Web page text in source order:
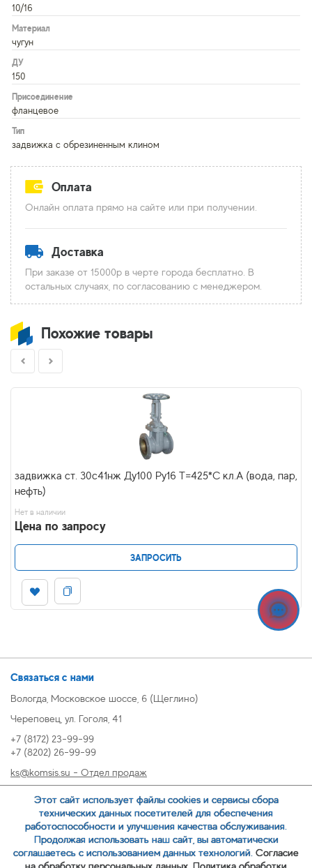
10/16
Материал
чугун
ДУ
150
Присоединение
фланцевое
Тип
задвижка с обрезиненным клином
Оплата
Онлайн оплата прямо на сайте или при получении.
Доставка
При заказе от 15000р в черте города бесплатно. В
остальных случаях, по согласованию с менеджером.
Похожие товары
задвижка ст. 30с41нж Ду100 Ру16 Т=425*С кл.А (вода, пар,
нефть)
Нет в наличии
Цена по запросу
ЗАПРОСИТЬ
Связаться с нами
Вологда, Московское шоссе, 6 (Щеглино)
Череповец, ул. Гоголя, 41
+7 (8172) 23-99-99
+7 (8202) 26-99-99
ks@komsis.su - Отдел продаж
oz@komsis.su - Отдел закупок
ЗАКАЗАТЬ ЗВОНОК
Этот сайт использует файлы cookies и сервисы сбора
технических данных посетителей для обеспечения
работоспособности и улучшения качества обслуживания.
Продолжая использовать наш сайт, вы автоматически
соглашаетесь с использованием данных технологий. Согласие
на обработку персональных данных. Политика обработки